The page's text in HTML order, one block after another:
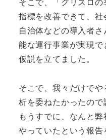
指標を改善できて、社
自治体などの導入者
能な運行事業が実現
仮説を立てました。
そこで、我々だけで
析を委ねたかったの
もうすでに、なんと
やっていたという報